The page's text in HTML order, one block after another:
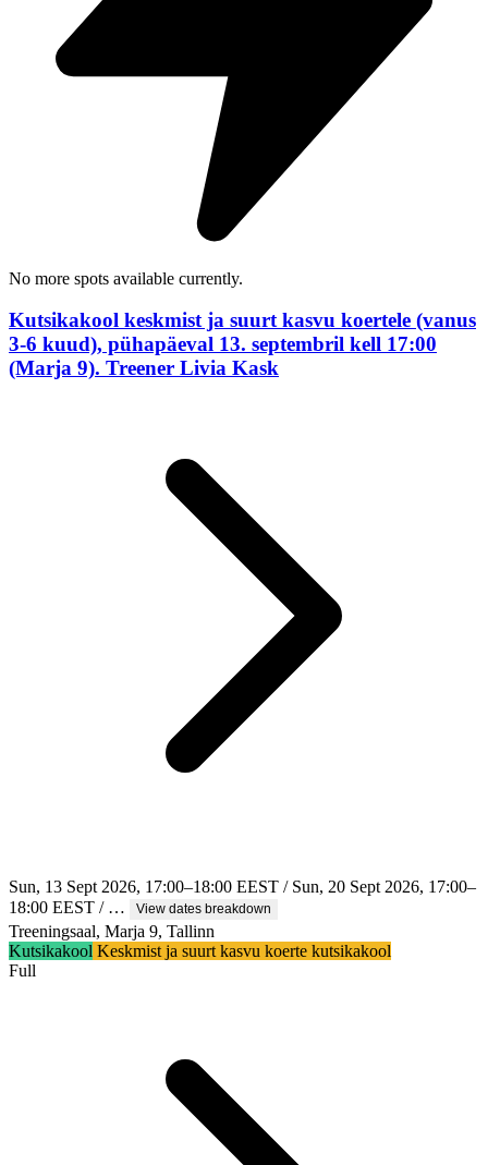
No more spots available currently.
Kutsikakool keskmist ja suurt kasvu koertele (vanus
3-6 kuud), pühapäeval 13. septembril kell 17:00
(Marja 9). Treener Livia Kask
Sun, 13 Sept 2026, 17:00–18:00 EEST / Sun, 20 Sept 2026, 17:00–
18:00 EEST / …
View dates breakdown
Treeningsaal, Marja 9, Tallinn
Kutsikakool Keskmist ja suurt kasvu koerte kutsikakool
Full